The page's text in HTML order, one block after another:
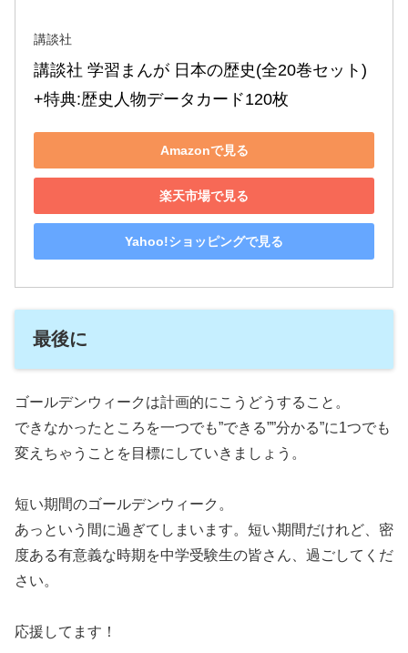
講談社
講談社 学習まんが 日本の歴史(全20巻セット)
+特典:歴史人物データカード120枚
Amazonで見る
楽天市場で見る
Yahoo!ショッピングで見る
最後に
ゴールデンウィークは計画的にこうどうすること。
できなかったところを一つでも”できる””分かる”に1つでも
変えちゃうことを目標にしていきましょう。
短い期間のゴールデンウィーク。
あっという間に過ぎてしまいます。短い期間だけれど、密
度ある有意義な時期を中学受験生の皆さん、過ごしてくだ
さい。
応援してます！